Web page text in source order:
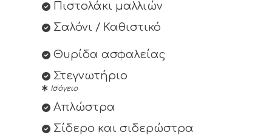
Πιστολάκι μαλλιών
Σαλόνι / Καθιστικό
Θυρίδα ασφαλείας
Στεγνωτήριο
Ισόγειο
Απλώστρα
Σίδερο και σιδερώστρα